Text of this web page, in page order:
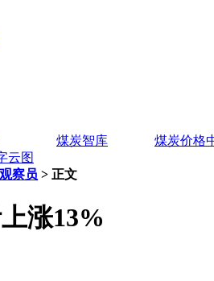
煤炭智库 煤炭价格
云图
察员 > 正文
涨13%